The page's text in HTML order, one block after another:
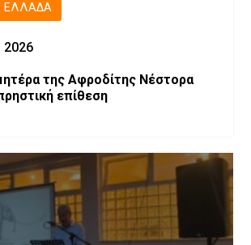
ΕΛΛΆΔΑ
2026
της Αφροδίτης Νέστορα
επίθεση